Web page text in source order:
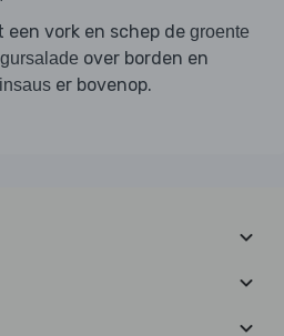
een vork en schep de groente
over borden en
er bovenop.